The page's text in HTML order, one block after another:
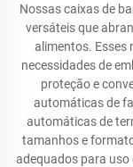
Nossas caixas de
versáteis que
alimentos. Esses
necessidades de
proteção e
automáticas de
automáticas de
tamanhos e
adequados para uso